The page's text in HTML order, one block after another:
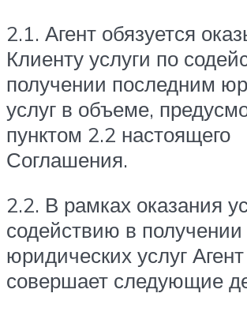
2.1. Агент обязуется
Клиенту услуги по
получении последним
услуг в объеме,
пунктом 2.2 настоящего
Соглашения.
2.2. В рамках оказания
содействию в
юридических услуг Агент
совершает следующие